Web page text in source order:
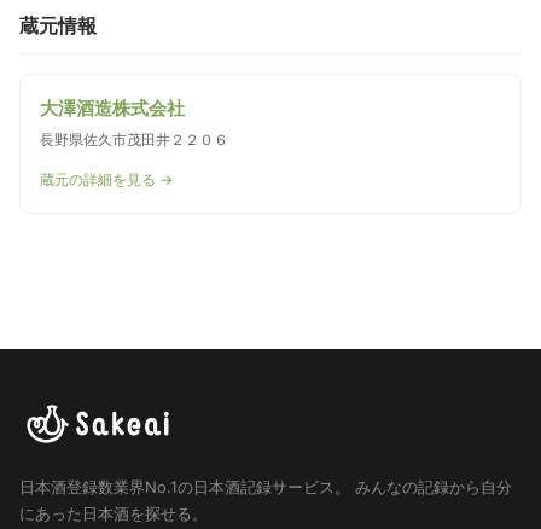
蔵元情報
大澤酒造株式会社
長野県佐久市茂田井２２０６
蔵元の詳細を見る →
日本酒登録数業界No.1の日本酒記録サービス。
みんなの記録から自分
にあった日本酒を探せる。